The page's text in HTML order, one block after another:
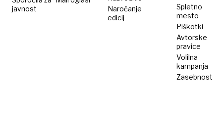
javnost
Naročanje
edicij
Spletno
mesto
Piškotki
Avtorske
pravice
Volilna
kampanja
Zasebnost